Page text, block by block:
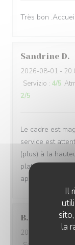
Il
la
Très bon
Sandrine D
2026-08-01 -
Servizio : 4/5
2/5
Le cadre est
service est
(plus) à la
plats de la
apporter les
B
2026-08-03
-